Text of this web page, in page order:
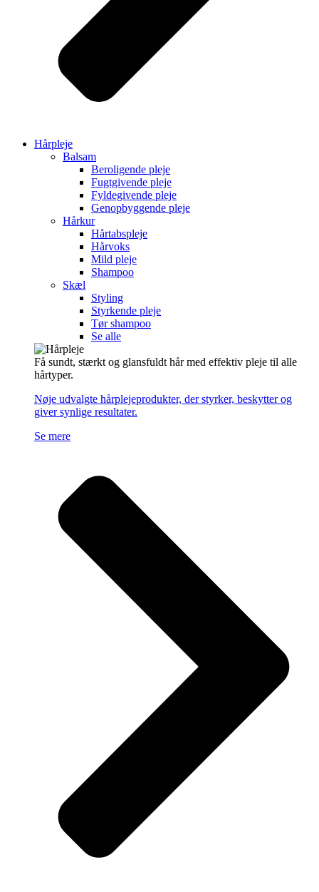
Hårpleje
Balsam
Beroligende pleje
Fugtgivende pleje
Fyldegivende pleje
Genopbyggende pleje
Hårkur
Hårtabspleje
Hårvoks
Mild pleje
Shampoo
Skæl
Styling
Styrkende pleje
Tør shampoo
Se alle
Få sundt, stærkt og glansfuldt hår med effektiv pleje til alle
hårtyper.
Nøje udvalgte hårplejeprodukter, der styrker, beskytter og
giver synlige resultater.
Se mere